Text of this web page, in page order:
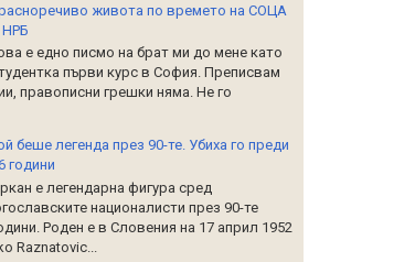
живота по времето на СОЦА
НРБ
е едно писмо на брат ми до мене като
първи курс в София. Преписвам
правописни грешки няма. Не го
беше легенда през 90-те. Убиха го преди
години
е легендарна фигура сред
националисти през 90-те
Роден е в Словения на 17 април 1952
Raznatoviс...